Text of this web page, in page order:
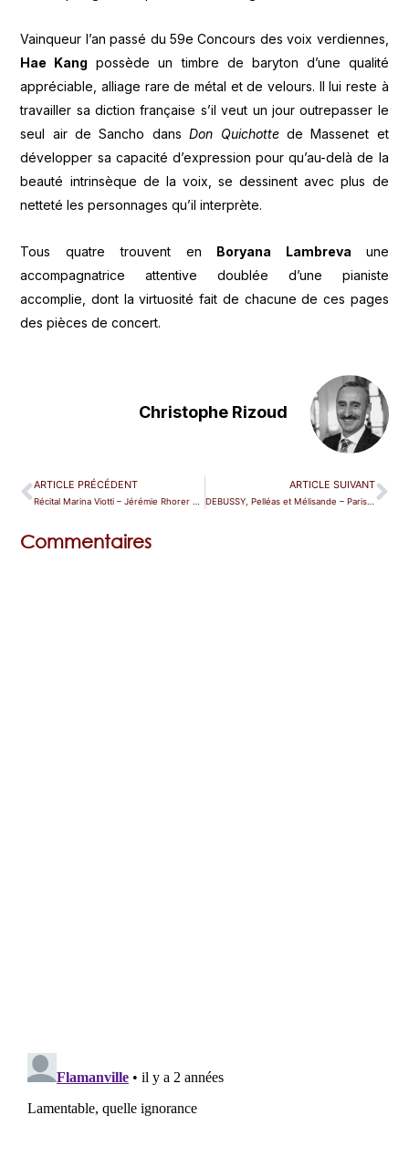
Vainqueur l’an passé du 59e Concours des voix verdiennes,
Hae Kang possède un timbre de baryton d’une qualité
appréciable, alliage rare de métal et de velours. Il lui reste à
travailler sa diction française s’il veut un jour outrepasser le
seul air de Sancho dansDon Quichottede Massenet et
développer sa capacité d’expression pour qu’au-delà de la
beauté intrinsèque de la voix, se dessinent avec plus de
netteté les personnages qu’il interprète.
Tous quatre trouvent en Boryana Lambreva une
accompagnatrice attentive doublée d’une pianiste
accomplie, dont la virtuosité fait de chacune de ces pages
des pièces de concert.
Christophe Rizoud
ARTICLE PRÉCÉDENT
Récital Marina Viotti – Jérémie Rhorer – Lyon (Auditorium)
ARTICLE SUIVANT
DEBUSSY, Pelléas et Mélisande – Paris (Athénée)
Commentaires